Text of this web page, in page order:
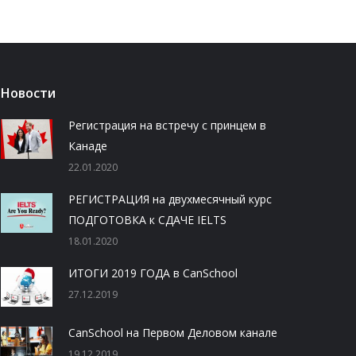
Новости
Регистрация на встречу с принцем в
Канаде
22.01.2020
РЕГИСТРАЦИЯ на двухмесячный курс
ПОДГОТОВКА к СДАЧЕ IELTS
18.01.2020
ИТОГИ 2019 ГОДА в CanSchool
27.12.2019
CanSchool на Первом Деловом канале